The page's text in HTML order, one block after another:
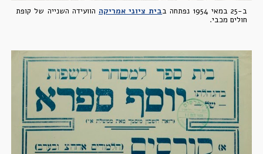
ב-25 במאי 1954 נפתחה ב בית ציוני אמריקה הוועידה השנייה של קופת
חולים מכבי.